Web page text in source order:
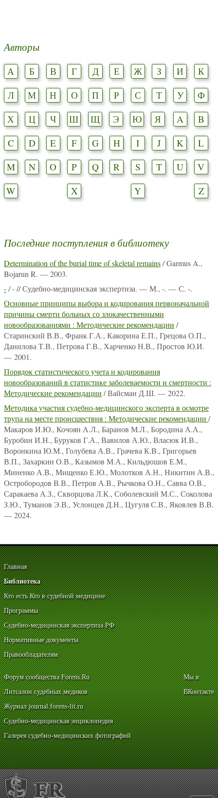
Авторы
А Б В Г Д Е Ж З И
К
Л
М Н О П Р С Т У
Ф
Х
Ц Ч Ш Щ Э Ю Я A
B
C
D E F G H I J K
L
M
N O P Q R S T U
V
W
X Y Z
Последние поступления в библиотеку
Determination of the burial time of skeletal remains/ Garmus A.,
Bojarun R. — 2003.
-/ - // Судебно-медицинская экспертиза. — М., -. — С. -.
Основные принципы выбора и кодирования первоначальной
причины смерти больных со злокачественными
новообразованиями : Методические рекомендации /
Старинский В.В., Франк Г.А., Какорина Е.П., Грецова О.П.,
Данилова Т.В., Петрова Г.В., Харченко Н.В., Простов Ю.И.
— 2001.
Порядок статистического учета и кодирования
новообразований в статистике заболеваемости и смертности :
Методические рекомендации / Вайсман Д.Ш. — 2022.
Методика участия судебно-медицинского эксперта в осмотре
трупа на месте происшествия : Методические рекомендации /
Макаров И.Ю., Кочоян А.Л., Баранов М.Л., Бородина А.А.,
Буробин И.Н., Буруков Г.А., Вавилов А.Ю., Власюк И.В.,
Воронкина Ю.М., Голубева А.В., Грачева К.В., Григорьев
В.П., Захаркин О.В., Казымов М.А., Кильдюшов Е.М.,
Миненко А.В., Мищенко Е.Ю., Молотков А.Н., Никитин А.В.,
Остробородов В.В., Петров А.В., Рычкова О.Н., Савва О.В.,
Саракаева А.З., Скворцова Л.К., Соболевский М.С., Соколова
З.Ю., Туманов Э.В., Услонцев Д.Н., Цугуля С.В., Яковлев В.В.
— 2024.
Главная
Библиотека
Кто есть Кто в судебной медицине
Программы
Судебно-медицинская экспертиза РФ
Нормативные документы
Правообладателям
Форум сообщества Forens.Ru
Литсалон судебных медиков
Журнал journal.forens-lit.ru
Судебно-медицинская энциклопедия
Галерея судебно-медицинских фотографий
Мы в:
ВКонтакте